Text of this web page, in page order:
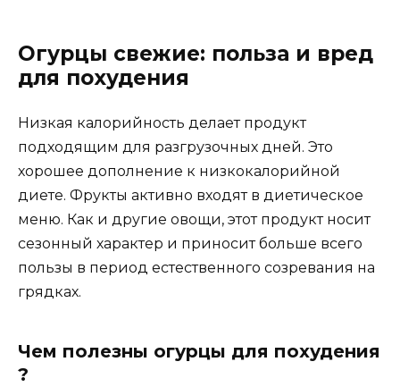
Огурцы свежие: польза и вред
для похудения
Низкая калорийность делает продукт
подходящим для разгрузочных дней. Это
хорошее дополнение к низкокалорийной
диете. Фрукты активно входят в диетическое
меню. Как и другие овощи, этот продукт носит
сезонный характер и приносит больше всего
пользы в период естественного созревания на
грядках.
Чем полезны огурцы для похудения
?